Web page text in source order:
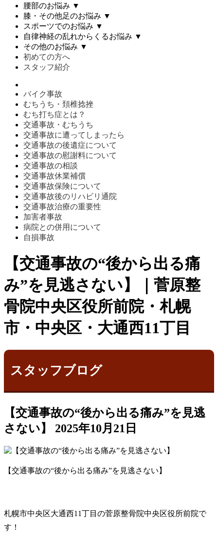
腰部のお悩み ▼
膝・その他足のお悩み ▼
スポーツでのお悩み ▼
自律神経の乱れからくるお悩み ▼
その他のお悩み ▼
初めての方へ
スタッフ紹介
バイク事故
むちうち・頚椎捻挫
むち打ち症とは？
交通事故・むちうち
交通事故に遭ってしまったら
交通事故の後遺症について
交通事故の慰謝料について
交通事故の相談
交通事故休業補償
交通事故保険について
交通事故後のリハビリ通院
交通事故治療の重要性
加害者事故
病院との併用について
自損事故
【交通事故の“後から出る痛
み”を見逃さない】｜菅原整
骨院中央区役所前院・札幌
市・中央区・大通西11丁目
スタッフブログ
【交通事故の“後から出る痛み”を見逃
さない】
2025年10月21日
【交通事故の“後から出る痛み”を見逃さない】
札幌市中央区大通西11丁目の菅原整骨院中央区役所前院で
す！